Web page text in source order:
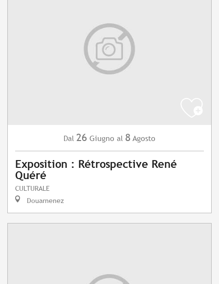
Dal 26 Giugno al 8 Agosto
Exposition : Rétrospective René
Quéré
CULTURALE
Douarnenez